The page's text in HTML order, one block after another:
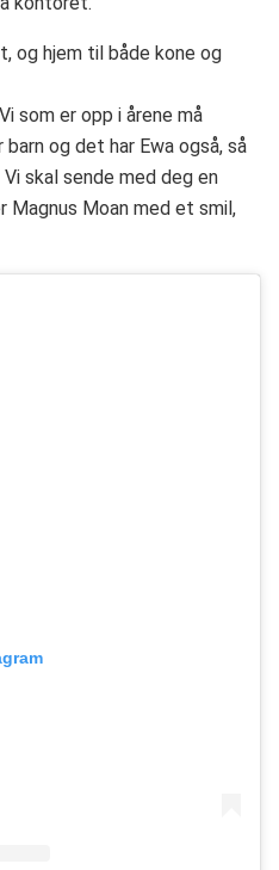
og hjem til både kone og
som er opp i årene må
og det har Ewa også, så
skal sende med deg en
Magnus Moan med et smil,